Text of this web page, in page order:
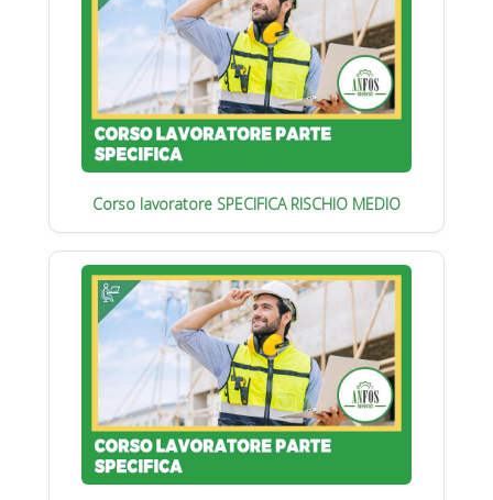
Corso lavoratore SPECIFICA RISCHIO MEDIO